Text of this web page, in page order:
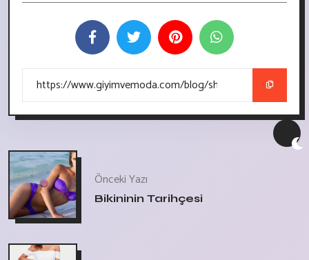
Önceki Yazı
Bikininin Tarihçesi